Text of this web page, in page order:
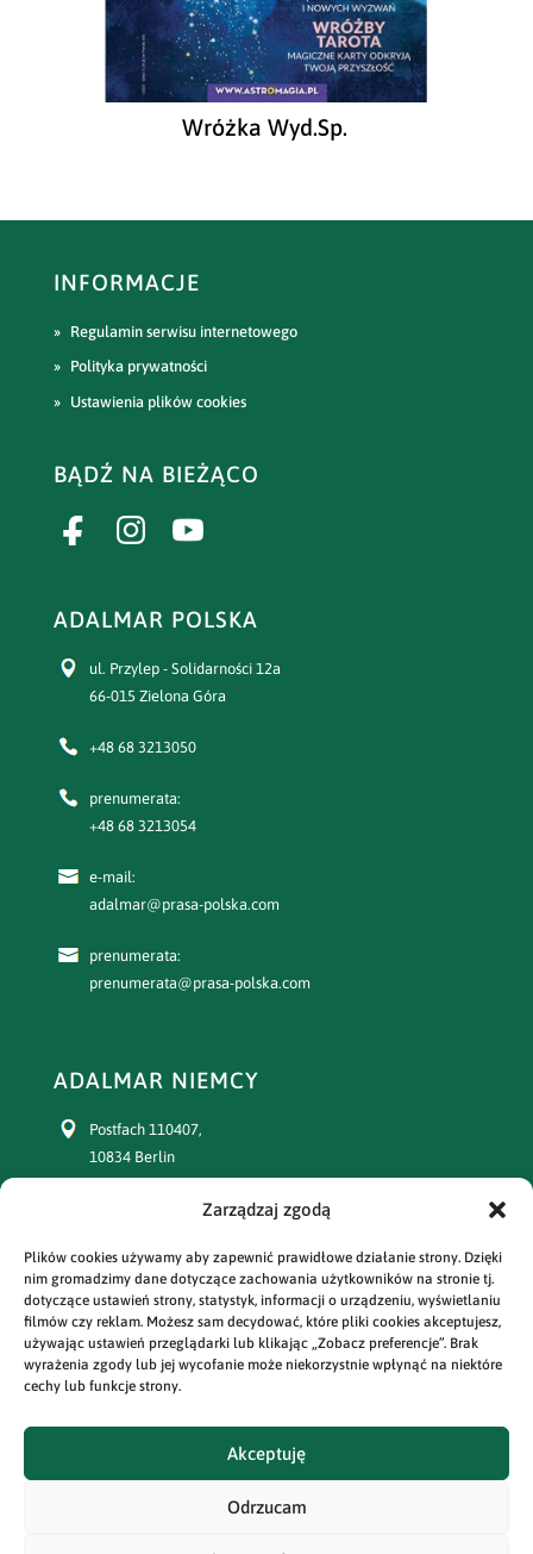
Zarządzaj zgodą
Plików cookies używamy aby zapewnić prawidłowe działanie strony. Dzięki
nim gromadzimy dane dotyczące zachowania użytkowników na stronie tj.
dotyczące ustawień strony, statystyk, informacji o urządzeniu, wyświetlaniu
filmów czy reklam. Możesz sam decydować, które pliki cookies akceptujesz,
używając ustawień przeglądarki lub klikając „Zobacz preferencje”. Brak
wyrażenia zgody lub jej wycofanie może niekorzystnie wpłynąć na niektóre
cechy lub funkcje strony.
Akceptuję
Odrzucam
Wróżka Wyd.Sp.
INFORMACJE
Regulamin serwisu internetowego
Polityka prywatności
Ustawienia plików cookies
BĄDŹ NA BIEŻĄCO
ADALMAR POLSKA
ul. Przylep - Solidarności 12a
66-015 Zielona Góra
+48 68 3213050
prenumerata:
+48 68 3213054
e-mail:
adalmar@prasa-polska.com
prenumerata:
prenumerata@prasa-polska.com
ADALMAR NIEMCY
Postfach 110407,
10834 Berlin
+49 30 77391863
prenumerata:
+49 30 77391864
e-mail:
adalmar@prasa-polska.com
prenumerata@prasa-polska.com